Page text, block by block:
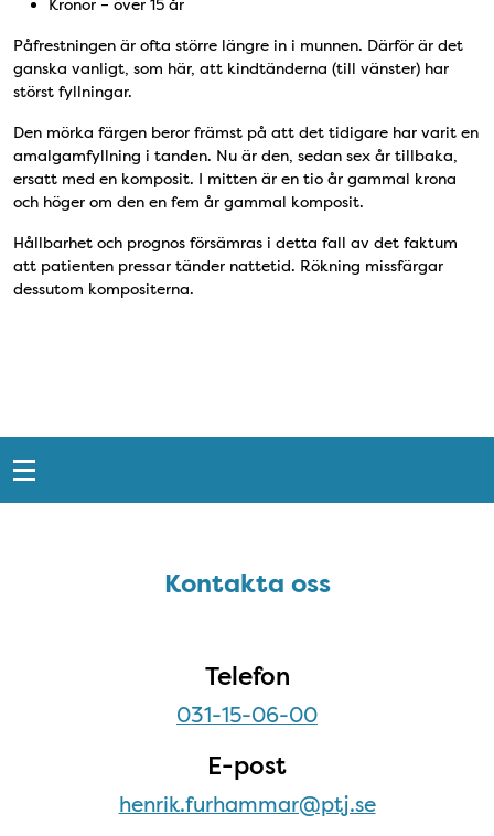
Kronor – över 15 år
Påfrestningen är ofta större längre in i munnen. Därför är det
ganska vanligt, som här, att kindtänderna (till vänster) har
störst fyllningar.
Den mörka färgen beror främst på att det tidigare har varit en
amalgamfyllning i tanden. Nu är den, sedan sex år tillbaka,
ersatt med en komposit. I mitten är en tio år gammal krona
och höger om den en fem år gammal komposit.
Hållbarhet och prognos försämras i detta fall av det faktum
att patienten pressar tänder nattetid. Rökning missfärgar
dessutom kompositerna.
Snabblänkar
Kontakta ossKontakta oss
Telefon
031-15-06-00
E-post
henrik.furhammar@ptj.se